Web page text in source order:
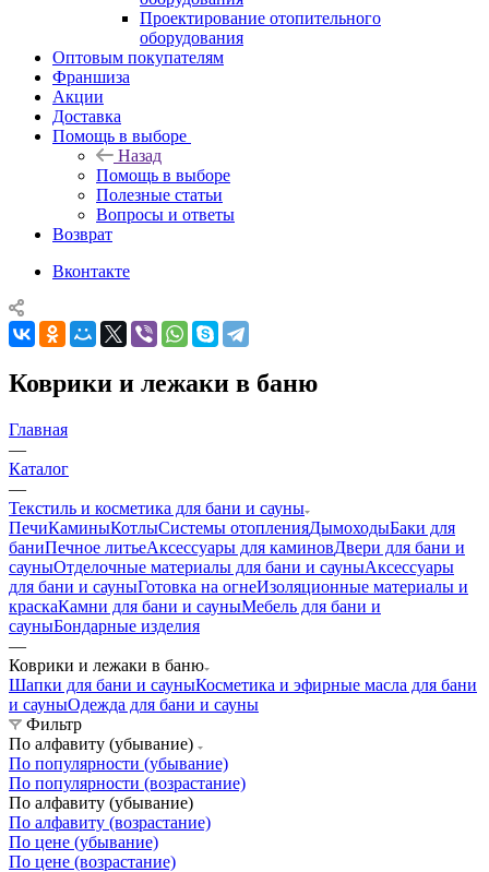
Проектирование отопительного
оборудования
Оптовым покупателям
Франшиза
Акции
Доставка
Помощь в выборе
Назад
Помощь в выборе
Полезные статьи
Вопросы и ответы
Возврат
Вконтакте
Коврики и лежаки в баню
Главная
—
Каталог
—
Текстиль и косметика для бани и сауны
ПечиКаминыКотлыСистемы отопленияДымоходыБаки для
баниПечное литьеАксессуары для каминовДвери для бани и
сауныОтделочные материалы для бани и сауныАксессуары
для бани и сауныГотовка на огнеИзоляционные материалы и
краскаКамни для бани и сауныМебель для бани и
сауныБондарные изделия
—
Коврики и лежаки в баню
Шапки для бани и сауныКосметика и эфирные масла для бани
и сауныОдежда для бани и сауны
Фильтр
По алфавиту (убывание)
По популярности (убывание)
По популярности (возрастание)
По алфавиту (убывание)
По алфавиту (возрастание)
По цене (убывание)
По цене (возрастание)